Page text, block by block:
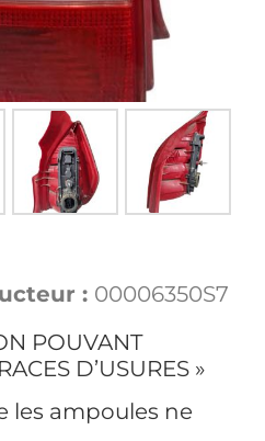
: 00006350S7
POUVANT
D’USURES »
les ampoules ne